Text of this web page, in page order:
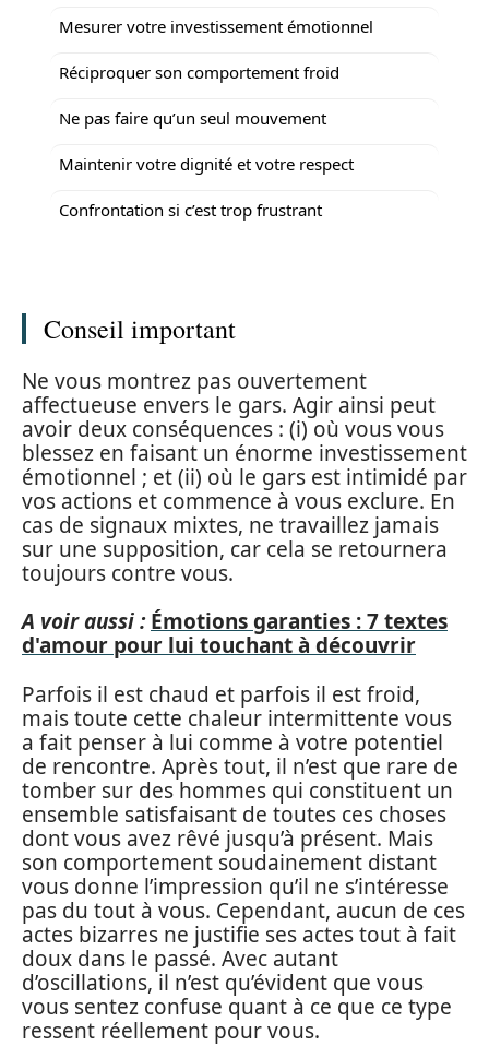
Mesurer votre investissement émotionnel
Réciproquer son comportement froid
Ne pas faire qu’un seul mouvement
Maintenir votre dignité et votre respect
Confrontation si c’est trop frustrant
Conseil important
Ne vous montrez pas ouvertement
affectueuse envers le gars. Agir ainsi peut
avoir deux conséquences : (i) où vous vous
blessez en faisant un énorme investissement
émotionnel ; et (ii) où le gars est intimidé par
vos actions et commence à vous exclure. En
cas de signaux mixtes, ne travaillez jamais
sur une supposition, car cela se retournera
toujours contre vous.
A voir aussi : Émotions garanties : 7 textes
d'amour pour lui touchant à découvrir
Parfois il est chaud et parfois il est froid,
mais toute cette chaleur intermittente vous
a fait penser à lui comme à votre potentiel
de rencontre. Après tout, il n’est que rare de
tomber sur des hommes qui constituent un
ensemble satisfaisant de toutes ces choses
dont vous avez rêvé jusqu’à présent. Mais
son comportement soudainement distant
vous donne l’impression qu’il ne s’intéresse
pas du tout à vous. Cependant, aucun de ces
actes bizarres ne justifie ses actes tout à fait
doux dans le passé. Avec autant
d’oscillations, il n’est qu’évident que vous
vous sentez confuse quant à ce que ce type
ressent réellement pour vous.